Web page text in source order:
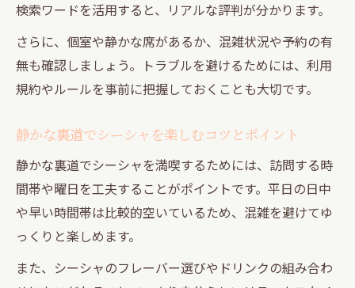
検索ワードを活用すると、リアルな評判が分かります。
さらに、個室や静かな席があるか、混雑状況や予約の有
無も確認しましょう。トラブルを避けるためには、利用
規約やルールを事前に把握しておくことも大切です。
静かな裏道でシーシャを楽しむコツとポイント
静かな裏道でシーシャを満喫するためには、訪問する時
間帯や曜日を工夫することがポイントです。平日の日中
や早い時間帯は比較的空いているため、混雑を避けてゆ
っくりと楽しめます。
また、シーシャのフレーバー選びやドリンクの組み合わ